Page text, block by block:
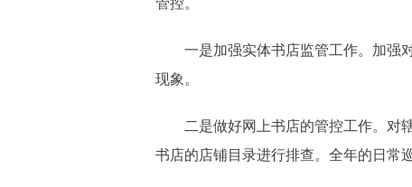
管控。
一是加强实体书店监管工作。加强对
现象。
二是做好网上书店的管控工作。对辖
书店的店铺目录进行排查。全年的日常